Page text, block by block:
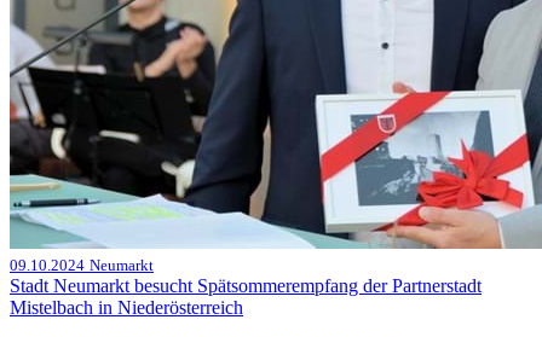
09.10.2024 Neumarkt
Stadt Neumarkt besucht Spätsommerempfang der Partnerstadt
Mistelbach in Niederösterreich